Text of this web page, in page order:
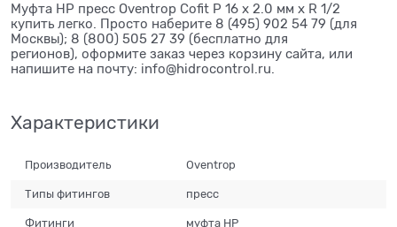
Муфта НР пресс Oventrop Cofit P 16 х 2.0 мм х R 1/2
купить легко. Просто наберите 8 (495) 902 54 79 (для
Москвы); 8 (800) 505 27 39 (бесплатно для
регионов), оформите заказ через корзину сайта, или
напишите на почту: info@hidrocontrol.ru.
Характеристики
Производитель Oventrop
Типы фитингов пресс
Фитинги муфта НР